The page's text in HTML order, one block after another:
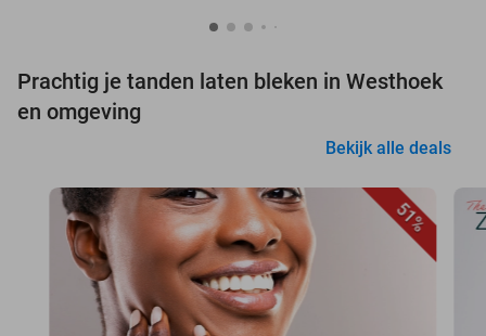
Prachtig je tanden laten bleken in Westhoek
en omgeving
Bekijk alle deals
51%